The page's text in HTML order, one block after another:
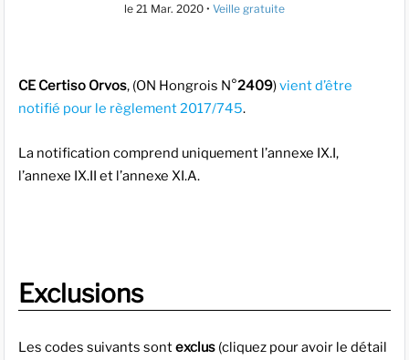
le 21 Mar. 2020 • Veille gratuite
CE Certiso Orvos, (ON Hongrois N°2409)vient d’être
notifié pour le règlement 2017/745.
La notification comprend uniquement l’annexe IX.I,
l’annexe IX.II et l’annexe XI.A.
Exclusions
Les codes suivants sontexclus(cliquez pour avoir le détail